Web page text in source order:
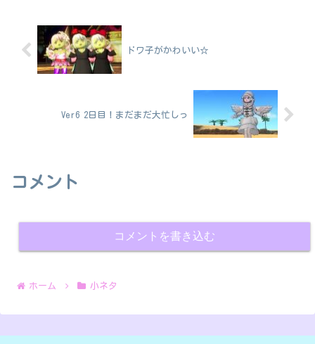
ドワ子がかわいい☆
Ver6 2日目！まだまだ大忙しっ
コメント
コメントを書き込む
ホーム 小ネタ